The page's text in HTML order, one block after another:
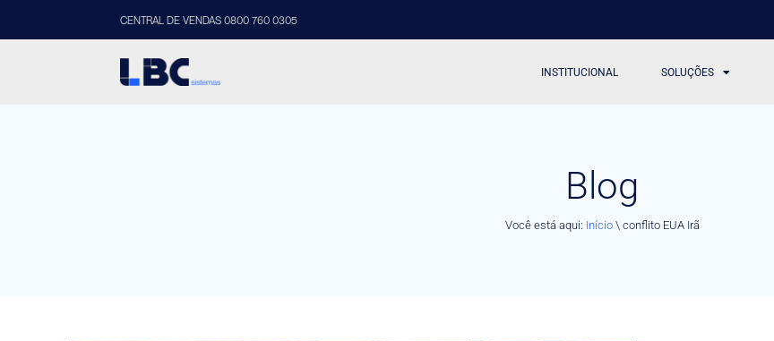
CENTRAL DE VENDAS 0800 760 0305
INSTITUCIONAL SOLUÇÕES
Blog
Você está aqui: Início\ conflito EUA Irã